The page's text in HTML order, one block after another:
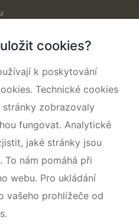
cookies?
k poskytování
Technické cookies
zobrazovaly
fungovat. Analytické
jaké stránky jsou
To nám pomáhá při
webu. Pro ukládání
vašeho prohlížeče od